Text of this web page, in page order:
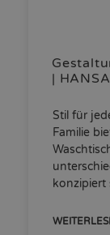
|
Stil für
Familie